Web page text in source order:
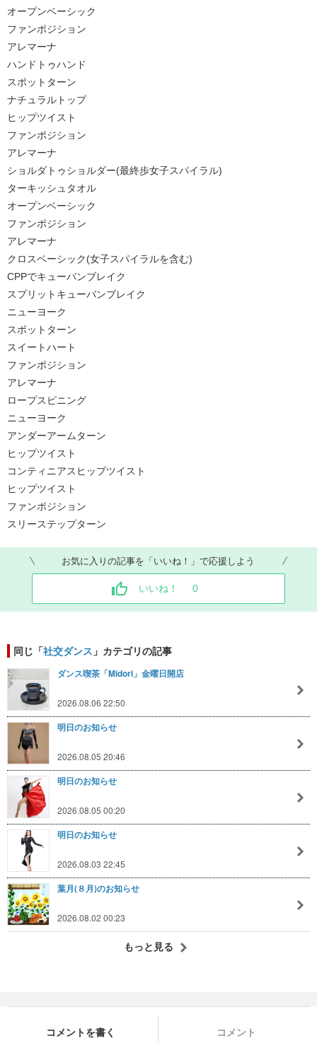
オープンベーシック
ファンポジション
アレマーナ
ハンドトゥハンド
スポットターン
ナチュラルトップ
ヒップツイスト
ファンポジション
アレマーナ
ショルダトゥショルダー(最終歩女子スパイラル)
ターキッシュタオル
オープンベーシック
ファンポジション
アレマーナ
クロスベーシック(女子スパイラルを含む)
CPPでキューバンブレイク
スプリットキューバンブレイク
ニューヨーク
スポットターン
スイートハート
ファンポジション
アレマーナ
ロープスピニング
ニューヨーク
アンダーアームターン
ヒップツイスト
コンティニアスヒップツイスト
ヒップツイスト
ファンポジション
スリーステップターン
お気に入りの記事を「いいね！」で応援しよう
いいね！ 0
同じ「社交ダンス 」カテゴリの記事
ダンス喫茶「Midori」金曜日開店
2026.08.06 22:50
明日のお知らせ
2026.08.05 20:46
明日のお知らせ
2026.08.05 00:20
明日のお知らせ
2026.08.03 22:45
葉月(８月)のお知らせ
2026.08.02 00:23
もっと見る
コメントを書く コメント